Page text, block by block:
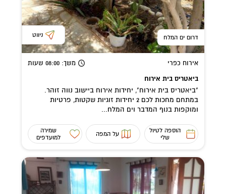
דרום ים המלח ניווט
אירוח כפרי משך: 08:00 שעות
ביאטריס בית אירוח
"ביאטריס בית אירוח", יחידות אירוח ביישוב נווה זוהר.
במתחם מחכות לכם 2 יחידות זוגיות שקטות, פרטיות
ומוקפות בנוף המדבר וים המלח...
הוספה לטיול
שלי
על המפה
שמירה
למועדפים